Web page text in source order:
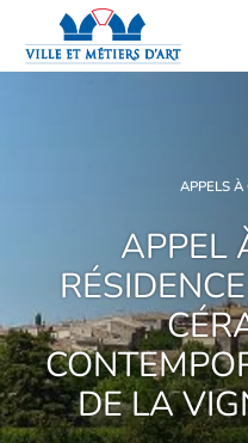
APPELS
APPEL
DE LA